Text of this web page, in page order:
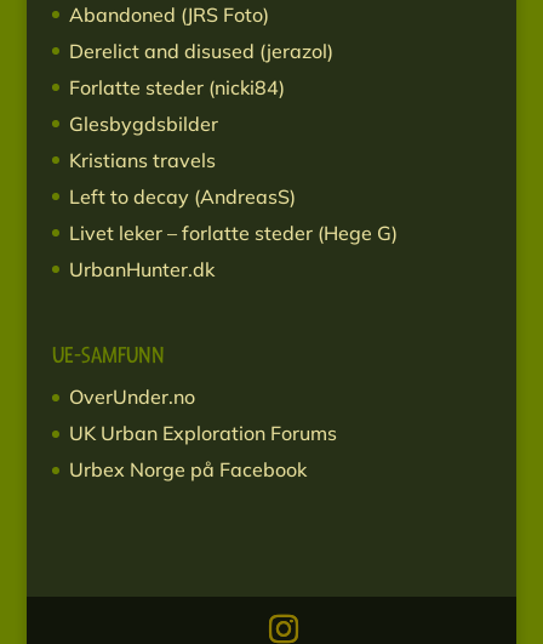
Abandoned (JRS Foto)
Derelict and disused (jerazol)
Forlatte steder (nicki84)
Glesbygdsbilder
Kristians travels
Left to decay (AndreasS)
Livet leker – forlatte steder (Hege G)
UrbanHunter.dk
UE-SAMFUNN
OverUnder.no
UK Urban Exploration Forums
Urbex Norge på Facebook